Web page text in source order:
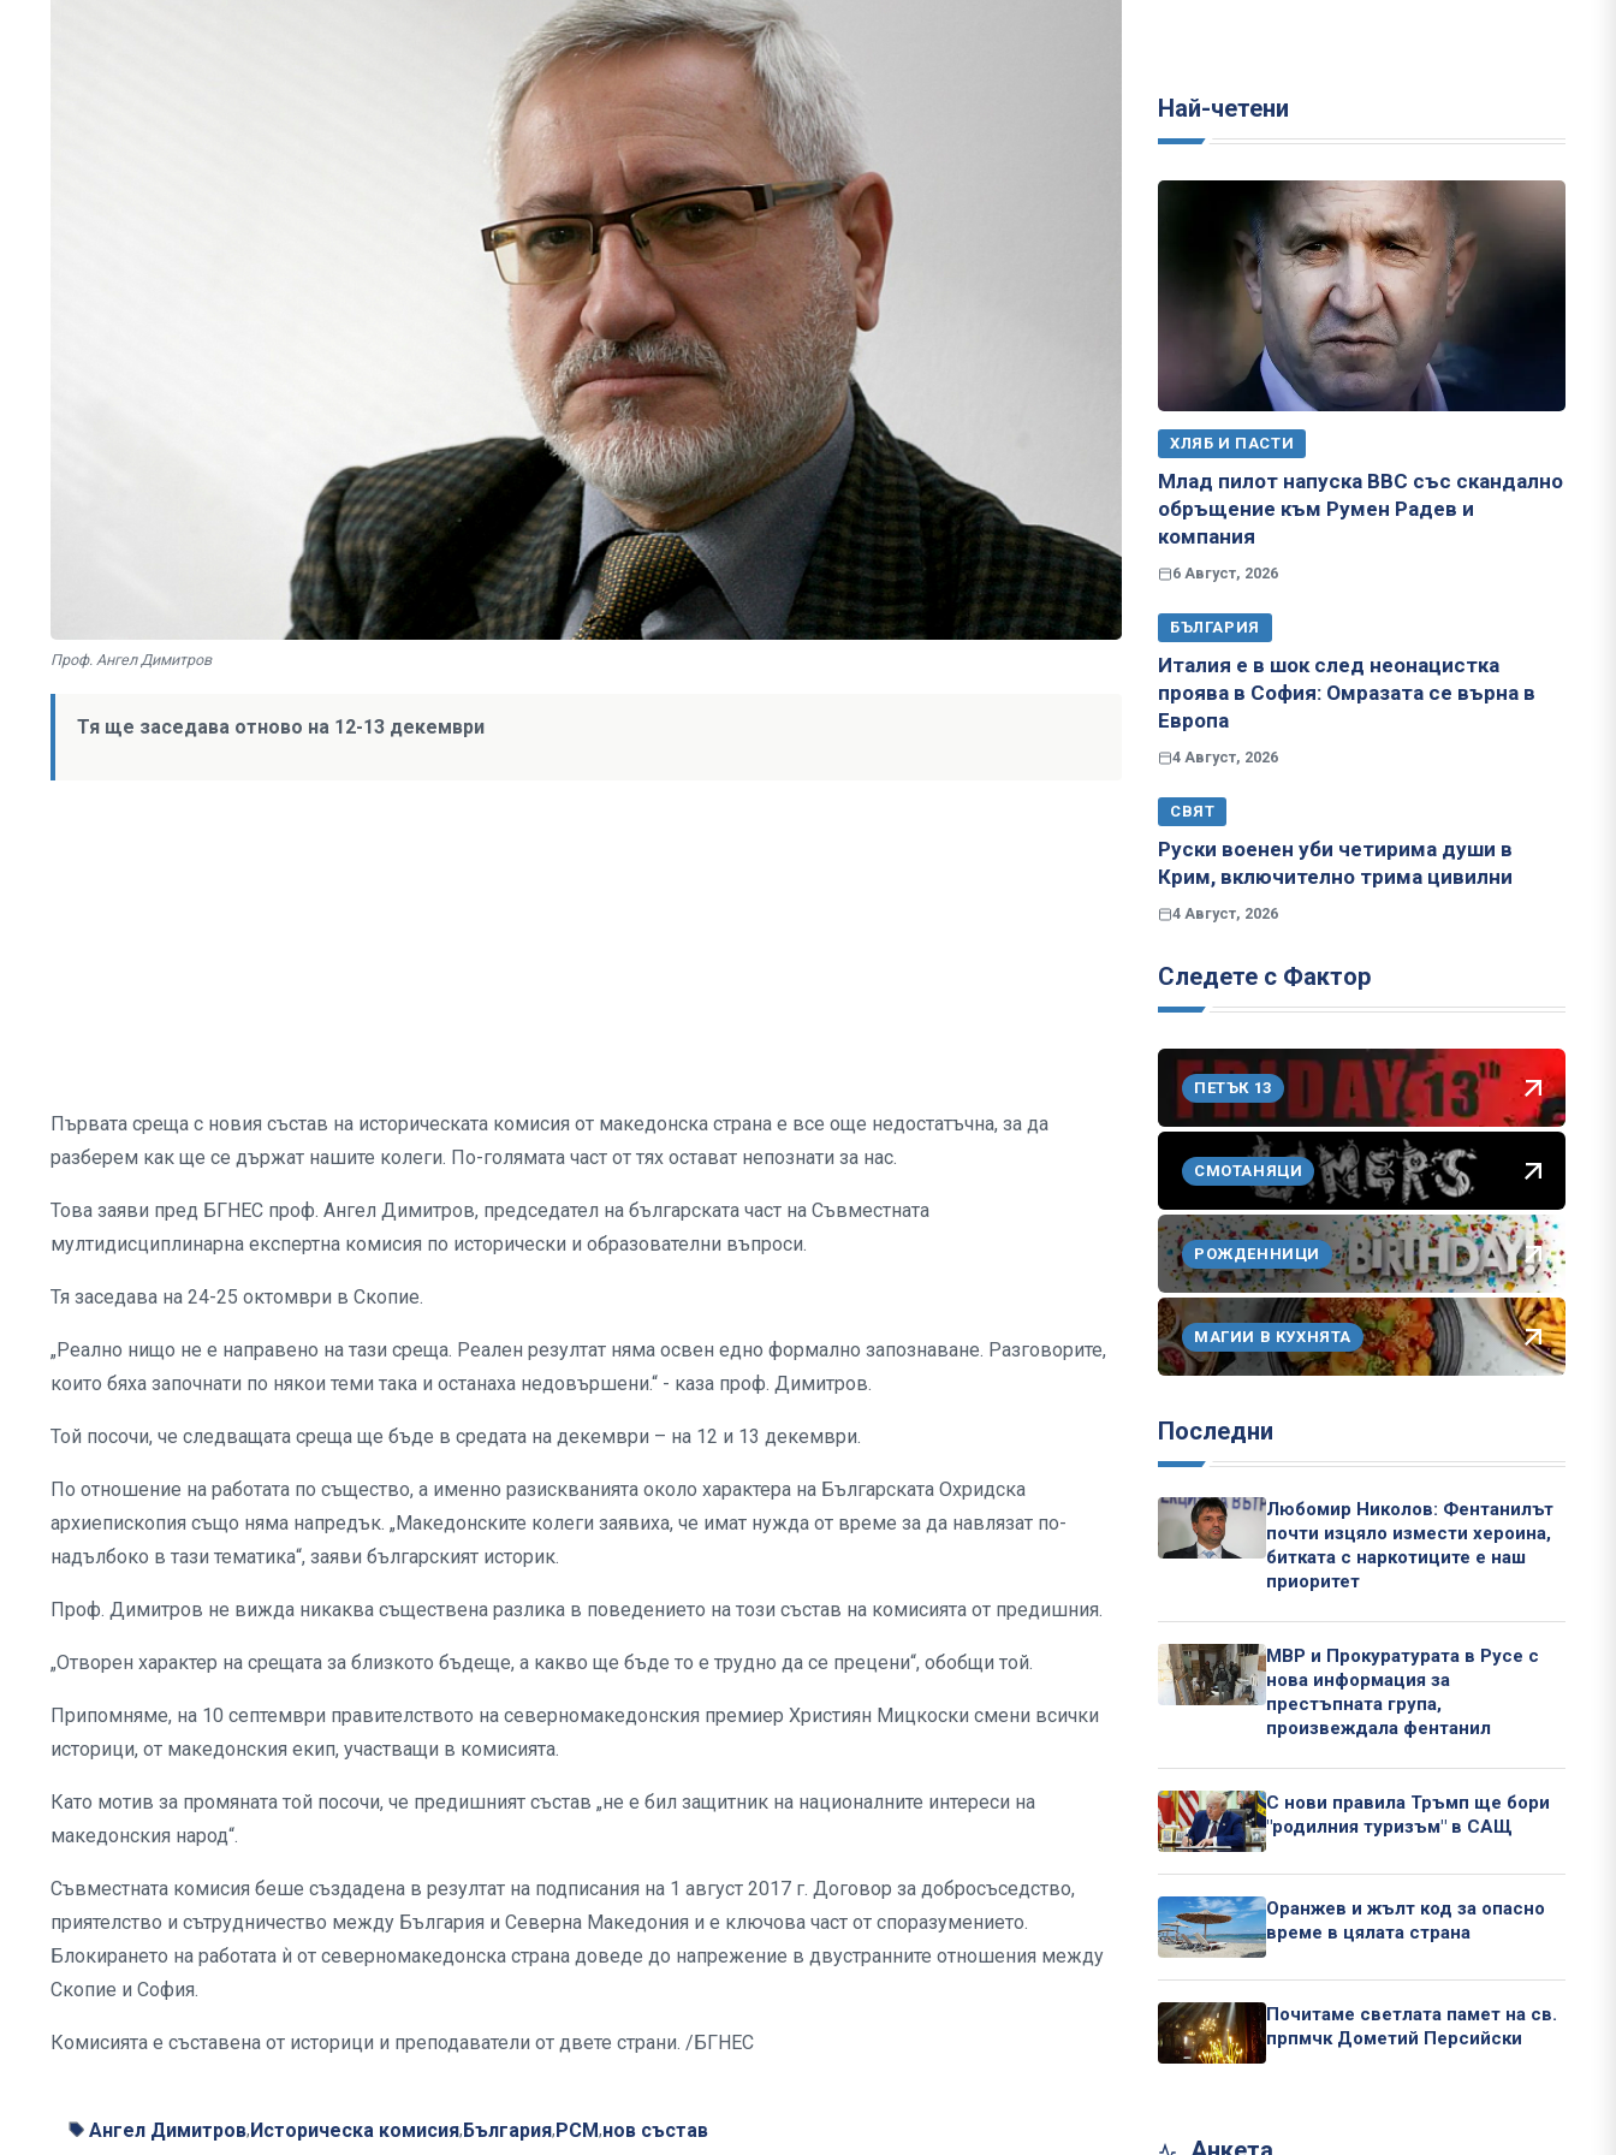
Проф. Ангел Димитров
Тя ще заседава отново на 12-13 декември
Първата среща с новия състав на историческата комисия от македонска страна е все още недостатъчна, за да
разберем как ще се държат нашите колеги. По-голямата част от тях остават непознати за нас.
Това заяви пред БГНЕС проф. Ангел Димитров, председател на българската част на Съвместната
мултидисциплинарна експертна комисия по исторически и образователни въпроси.
Тя заседава на 24-25 октомври в Скопие.
„Реално нищо не е направено на тази среща. Реален резултат няма освен едно формално запознаване. Разговорите,
които бяха започнати по някои теми така и останаха недовършени.“ - каза проф. Димитров.
Той посочи, че следващата среща ще бъде в средата на декември – на 12 и 13 декември.
По отношение на работата по същество, а именно разискванията около характера на Българската Охридска
архиепископия също няма напредък. „Македонските колеги заявиха, че имат нужда от време за да навлязат по-
надълбоко в тази тематика“, заяви българският историк.
Проф. Димитров не вижда никаква съществена разлика в поведението на този състав на комисията от предишния.
„Отворен характер на срещата за близкото бъдеще, а какво ще бъде то е трудно да се прецени“, обобщи той.
Припомняме, на 10 септември правителството на северномакедонския премиер Християн Мицкоски смени всички
историци, от македонския екип, участващи в комисията.
Като мотив за промяната той посочи, че предишният състав „не е бил защитник на националните интереси на
македонския народ“.
Съвместната комисия беше създадена в резултат на подписания на 1 август 2017 г. Договор за добросъседство,
приятелство и сътрудничество между България и Северна Македония и е ключова част от споразумението.
Блокирането на работата ѝ от северномакедонска страна доведе до напрежение в двустранните отношения между
Скопие и София.
Комисията е съставена от историци и преподаватели от двете страни. /БГНЕС
Ангел Димитров,Историческа комисия,България,РСМ,нов състав
Най-четени
ХЛЯБ И ПАСТИ
Млад пилот напуска ВВС със скандално
обръщение към Румен Радев и
компания
6 Август, 2026
БЪЛГАРИЯ
Италия е в шок след неонацистка
проява в София: Омразата се върна в
Европа
4 Август, 2026
СВЯТ
Руски военен уби четирима души в
Крим, включително трима цивилни
4 Август, 2026
Следете с Фактор
ПЕТЪК 13
СМОТАНЯЦИ
РОЖДЕННИЦИ
МАГИИ В КУХНЯТА
Последни
Любомир Николов: Фентанилът
почти изцяло измести хероина,
битката с наркотиците е наш
приоритет
МВР и Прокуратурата в Русе с
нова информация за
престъпната група,
произвеждала фентанил
С нови правила Тръмп ще бори
"родилния туризъм" в САЩ
Оранжев и жълт код за опасно
време в цялата страна
Почитаме светлата памет на св.
прпмчк Дометий Персийски